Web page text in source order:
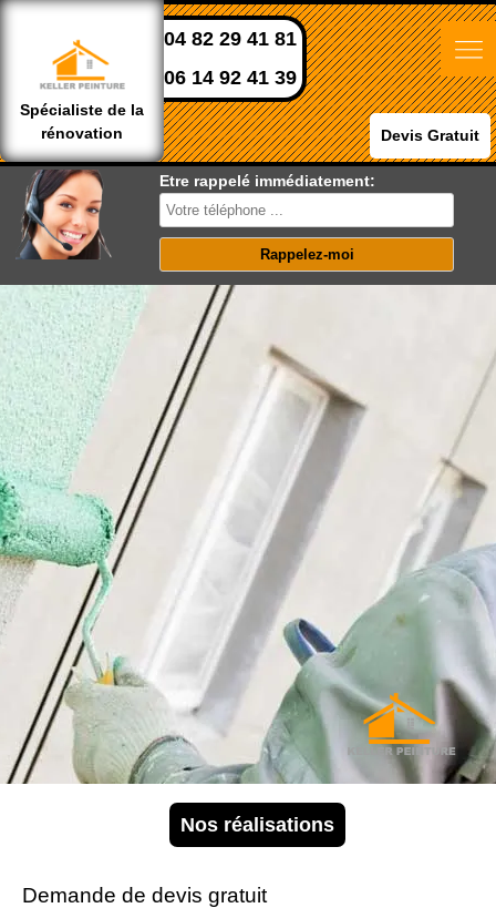
Spécialiste de la
rénovation
04 82 29 41 81
06 14 92 41 39
Devis Gratuit
Etre rappelé immédiatement:
Nos réalisations
Demande de devis gratuit